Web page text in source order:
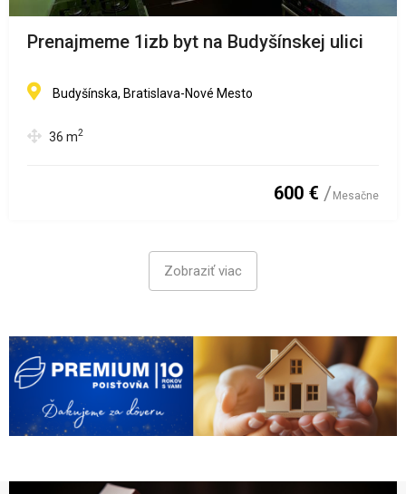
Prenajmeme 1izb byt na Budyšínskej ulici
Budyšínska, Bratislava-Nové Mesto
36 m2
600 € Mesačne
Zobraziť viac